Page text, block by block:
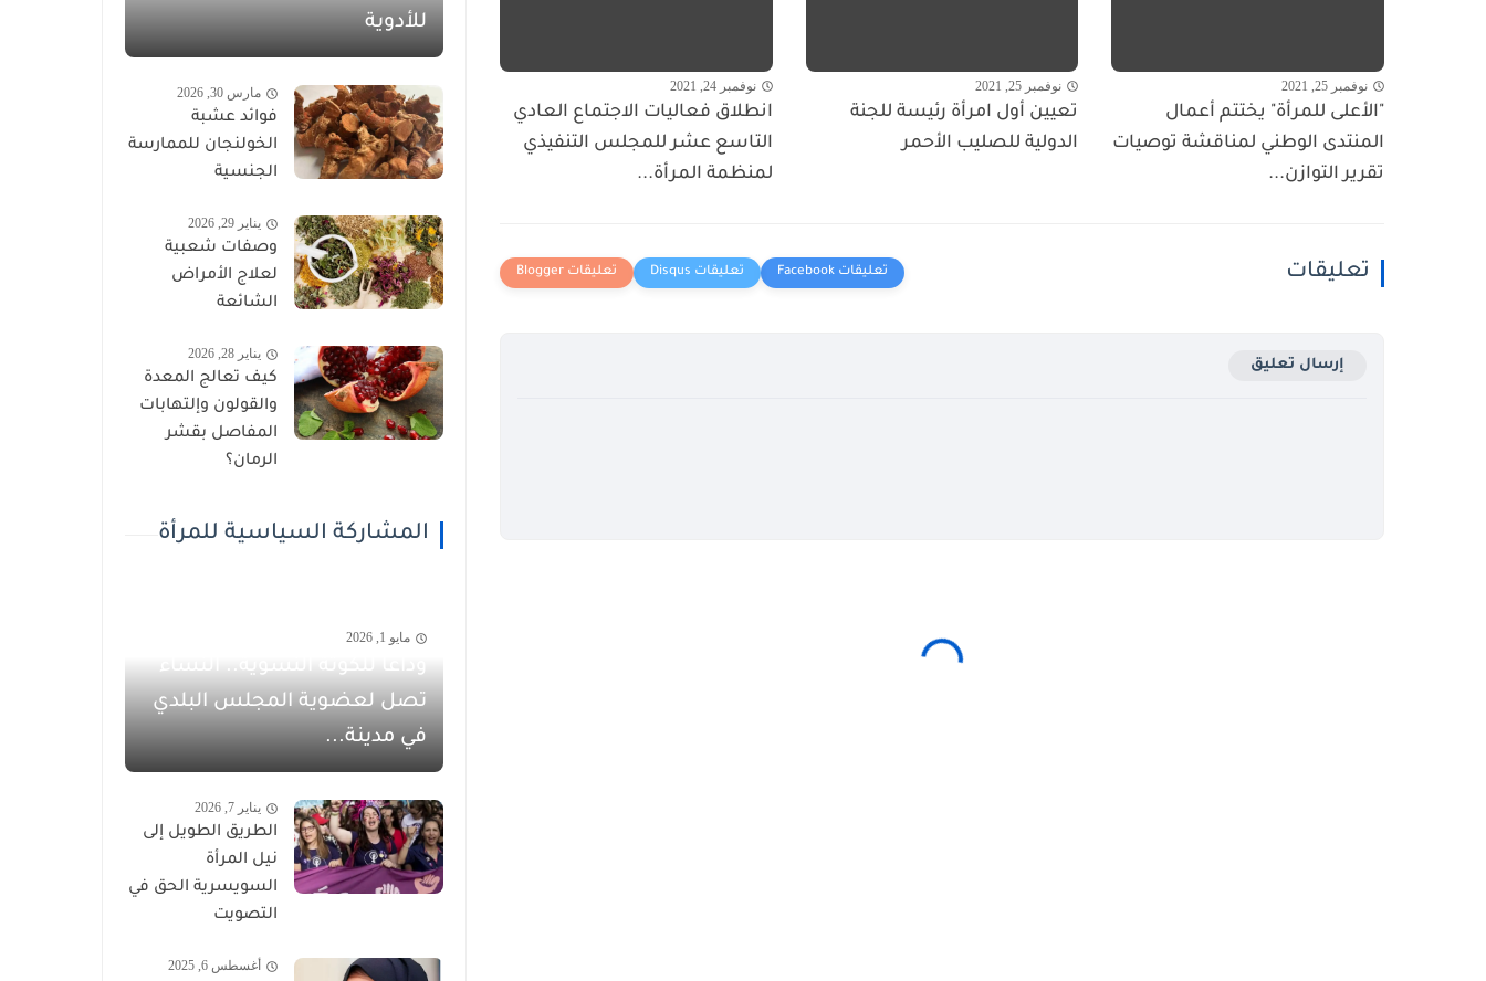
نوفمبر 25, 2021
"الأعلى للمرأة" يختتم أعمال
المنتدى الوطني لمناقشة توصيات
تقرير التوازن...
نوفمبر 25, 2021
تعيين أول امرأة رئيسة للجنة
الدولية للصليب الأحمر
نوفمبر 24, 2021
انطلاق فعاليات الاجتماع العادي
التاسع عشر للمجلس التنفيذي
لمنظمة المرأة...
تعليقات
إرسال تعليق
للأدوية
مارس 30, 2026
فوائد عشبة
الخولنجان للممارسة
الجنسية
يناير 29, 2026
وصفات شعبية
لعلاج الأمراض
الشائعة
يناير 28, 2026
كيف تعالج المعدة
والقولون وإلتهابات
المفاصل بقشر
الرمان؟
المشاركة السياسية للمرأة
مايو 1, 2026
وداعاً للكوتة النسوية.. النساء
تصل لعضوية المجلس البلدي
في مدينة...
يناير 7, 2026
الطريق الطويل إلى
نيل المرأة
السويسرية الحق في
التصويت
أغسطس 6, 2025